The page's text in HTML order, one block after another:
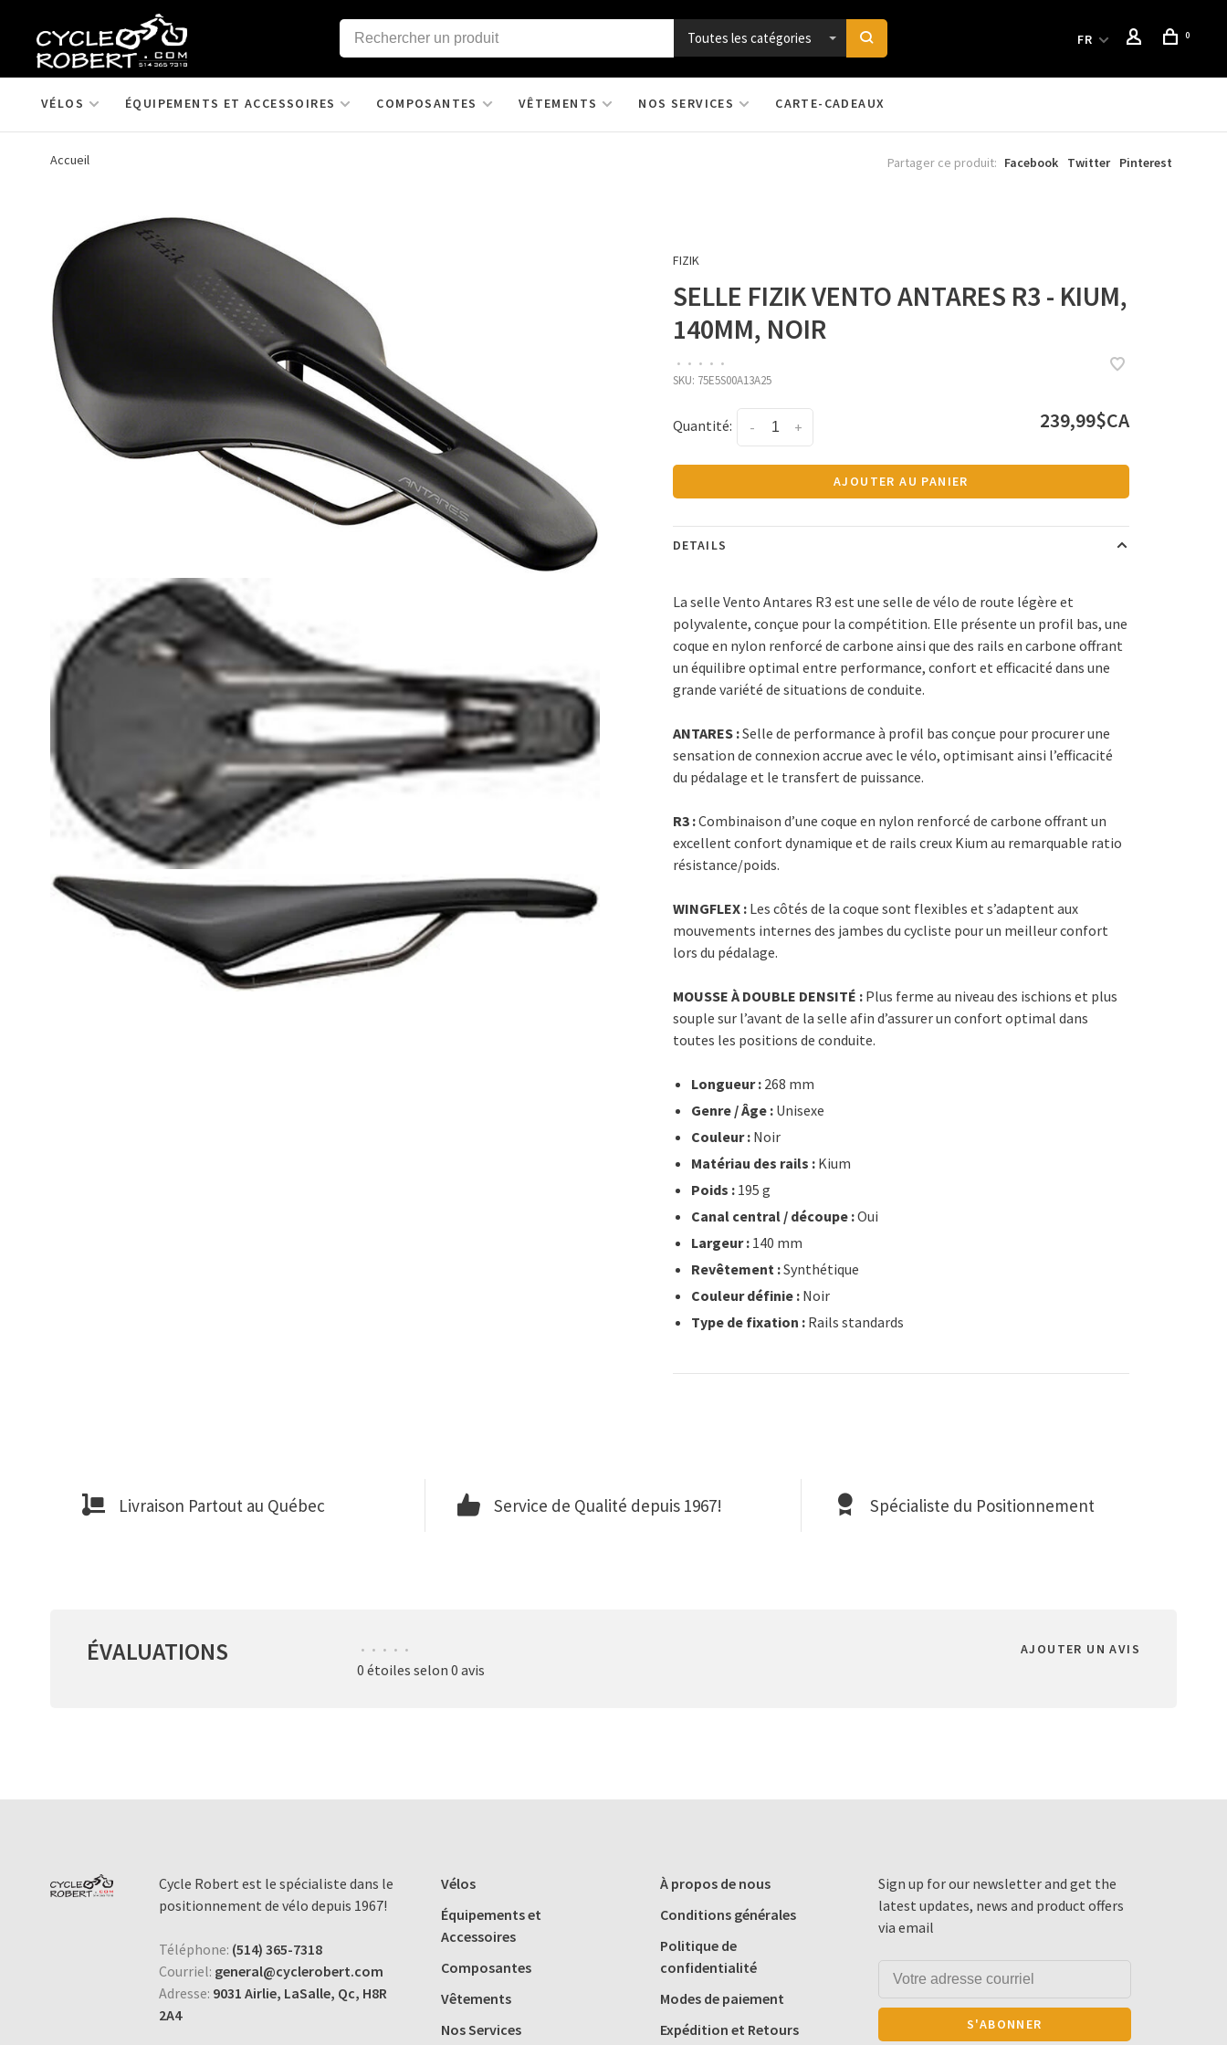
Toutes les catégories FR 0
VÉLOS ÉQUIPEMENTS ET ACCESSOIRES COMPOSANTES VÊTEMENTS NOS SERVICES CARTE-CADEAUX
Accueil Partager ce produit: Facebook Twitter Pinterest
FIZIK
SELLE FIZIK VENTO ANTARES R3 - KIUM,
140MM, NOIR
• • • • •
SKU: 75E5S00A13A25
Quantité: +
- 239,99$CA
AJOUTER AU PANIER
DETAILS
La selle Vento Antares R3 est une selle de vélo de route légère et
polyvalente, conçue pour la compétition. Elle présente un profil bas, une
coque en nylon renforcé de carbone ainsi que des rails en carbone offrant
un équilibre optimal entre performance, confort et efficacité dans une
grande variété de situations de conduite.
ANTARES :Selle de performance à profil bas conçue pour procurer une
sensation de connexion accrue avec le vélo, optimisant ainsi l’efficacité
du pédalage et le transfert de puissance.
R3 :Combinaison d’une coque en nylon renforcé de carbone offrant un
excellent confort dynamique et de rails creux Kium au remarquable ratio
résistance/poids.
WINGFLEX : Les côtés de la coque sont flexibles et s’adaptent aux
mouvements internes des jambes du cycliste pour un meilleur confort
lors du pédalage.
MOUSSE À DOUBLE DENSITÉ : Plus ferme au niveau des ischions et plus
souple sur l’avant de la selle afin d’assurer un confort optimal dans
toutes les positions de conduite.
Longueur : 268 mm
Genre / Âge : Unisexe
Couleur : Noir
Matériau des rails : Kium
Poids : 195 g
Canal central / découpe :Oui
Largeur : 140 mm
Revêtement :Synthétique
Couleur définie : Noir
Type de fixation : Rails standards
Livraison Partout au Québec Service de Qualité depuis 1967! Spécialiste du Positionnement
ÉVALUATIONS • • • • •
0 étoiles selon 0 avis
AJOUTER UN AVIS
Cycle Robert est le spécialiste dans le
positionnement de vélo depuis 1967!
Téléphone: (514) 365-7318
Courriel: general@cyclerobert.com
Adresse: 9031 Airlie, LaSalle, Qc, H8R
2A4
Vélos
Équipements et
Accessoires
Composantes
Vêtements
Nos Services
À propos de nous
Conditions générales
Politique de
confidentialité
Modes de paiement
Expédition et Retours
Sign up for our newsletter and get the
latest updates, news and product offers
via email
S'ABONNER